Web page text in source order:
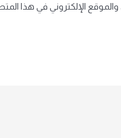
الإلكتروني في هذا